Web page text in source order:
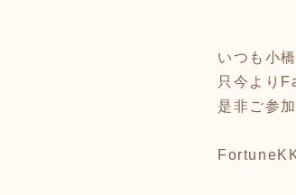
いつも小
只今より
是非ご参